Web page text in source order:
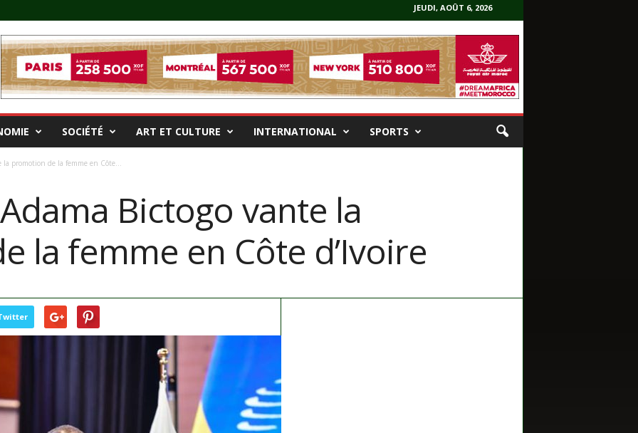
JEUDI, AOÛT 6, 2026
SOCIÉTÉ ART ET CULTURE INTERNATIONAL SPORTS
la promotion de la femme en Côte...
Bictogo vante la
la femme en Côte d’Ivoire